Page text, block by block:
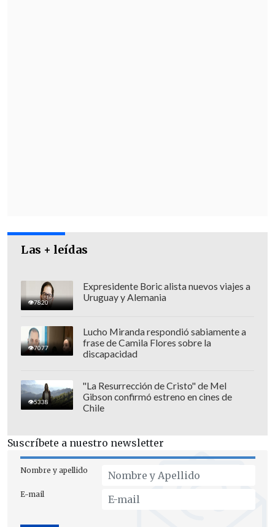
La Serena
Viernes
17 de mayo,Teatro La Cúpula,
Santiago
Las + leídas
7820
Expresidente Boric alista nuevos viajes a
Uruguay y Alemania
7077
Lucho Miranda respondió sabiamente a
frase de Camila Flores sobre la
discapacidad
5338
"La Resurrección de Cristo" de Mel
Gibson confirmó estreno en cines de
Chile
Suscríbete a nuestro newsletter
Nombre y apellido
E-mail